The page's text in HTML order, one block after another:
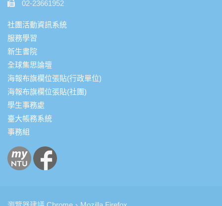
02-23661952
社團活動資訊系統
服務學習
新生書院
全球集思論壇
海報布旗欄位張貼(行政單位)
海報布旗欄位張貼(社團)
學生事務處
臺大帳務系統
事務組